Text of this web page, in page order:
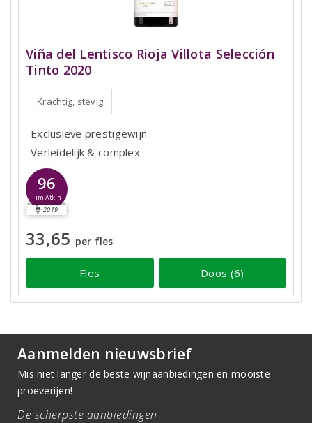
Viña del Lentisco Rioja Villota Selección
Tinto 2020
Krachtig, stevig
Exclusieve prestigewijn
Verleidelijk & complex
96
Tim Atkin
2019
33,65 per fles
Fles Doos (6)
Aanmelden nieuwsbrief
Mis niet langer de beste wijnaanbiedingen en mooiste
proeverijen!
De scherpste aanbiedingen